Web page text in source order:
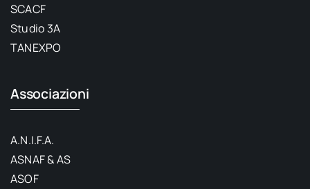
SCACF
Studio 3A
TANEXPO
Associazioni
A.N.I.F.A.
ASNAF & AS
ASOF